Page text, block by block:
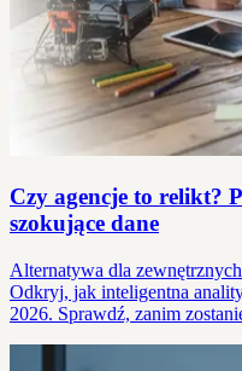
Czy agencje to relikt?
szokujące dane
Alternatywa dla
Odkryj, jak inteligentna
2026. Sprawdź, zanim